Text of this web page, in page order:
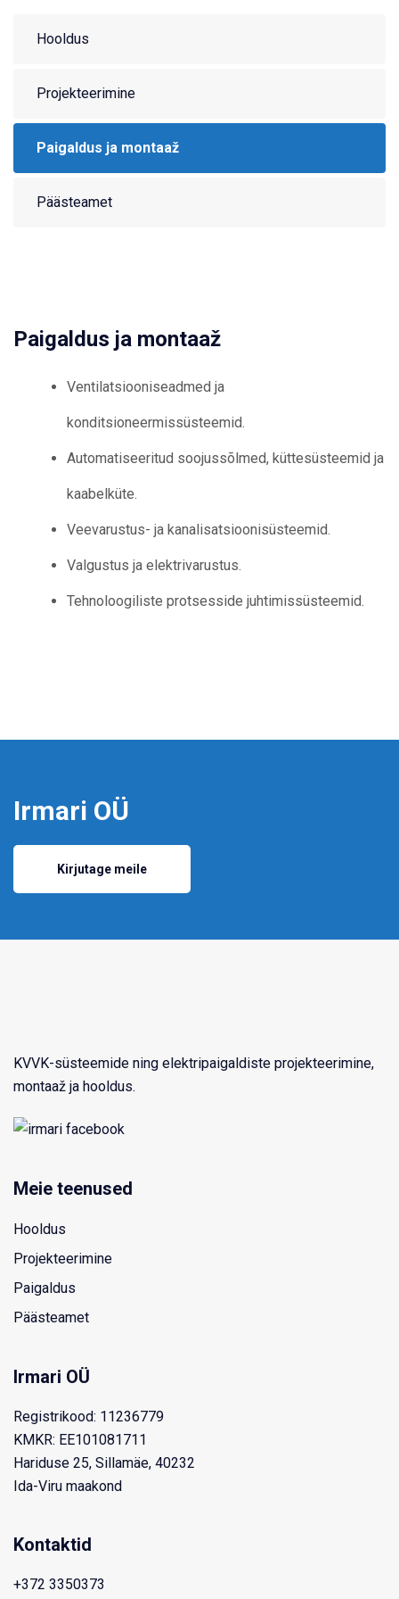
Hooldus
Projekteerimine
Paigaldus ja montaaž
Päästeamet
Paigaldus ja montaaž
Ventilatsiooniseadmed ja
konditsioneermissüsteemid.
Automatiseeritud soojussõlmed, küttesüsteemid ja
kaabelküte.
Veevarustus- ja kanalisatsioonisüsteemid.
Valgustus ja elektrivarustus.
Tehnoloogiliste protsesside juhtimissüsteemid.
Irmari OÜ
Kirjutage meile
KVVK-süsteemide ning elektripaigaldiste projekteerimine,
montaaž ja hooldus.
Meie teenused
Hooldus
Projekteerimine
Paigaldus
Päästeamet
Irmari OÜ
Registrikood: 11236779
KMKR: EE101081711
Hariduse 25, Sillamäe, 40232
Ida-Viru maakond
Kontaktid
+372 3350373